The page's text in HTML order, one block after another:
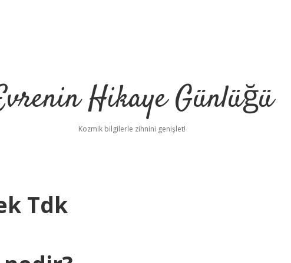
Hikaye Günlüğü
Kozmik bilgilerle zihnini genişlet!
Tdk